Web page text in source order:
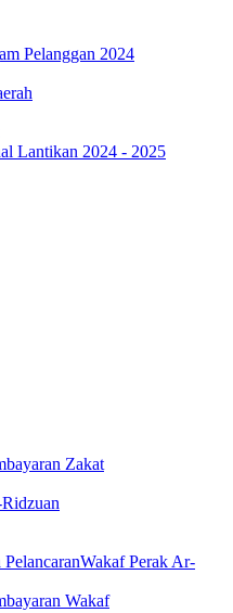
Pelanggan 2024
Lantikan 2024 - 2025
Zakat
Perak Ar-
Wakaf